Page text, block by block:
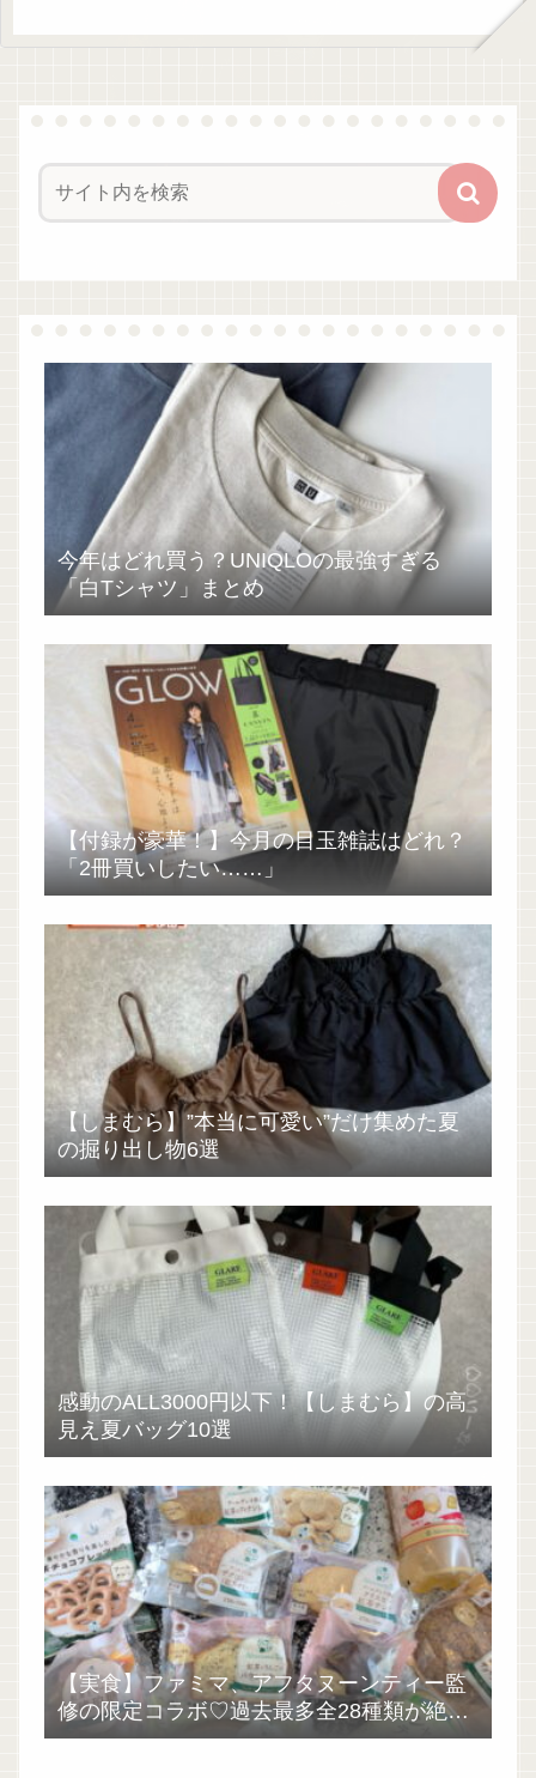
今年はどれ買う？UNIQLOの最強すぎる
「白Tシャツ」まとめ
【付録が豪華！】今月の目玉雑誌はどれ？
「2冊買いしたい……」
【しまむら】”本当に可愛い”だけ集めた夏
の掘り出し物6選
感動のALL3000円以下！【しまむら】の高
見え夏バッグ10選
【実食】ファミマ、アフタヌーンティー監
修の限定コラボ♡過去最多全28種類が絶品
過ぎた！